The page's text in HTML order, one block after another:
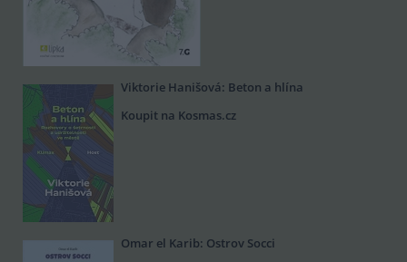
Viktorie Hanišová: Beton a hlína
Koupit na Kosmas.cz
Omar el Karib: Ostrov Socci